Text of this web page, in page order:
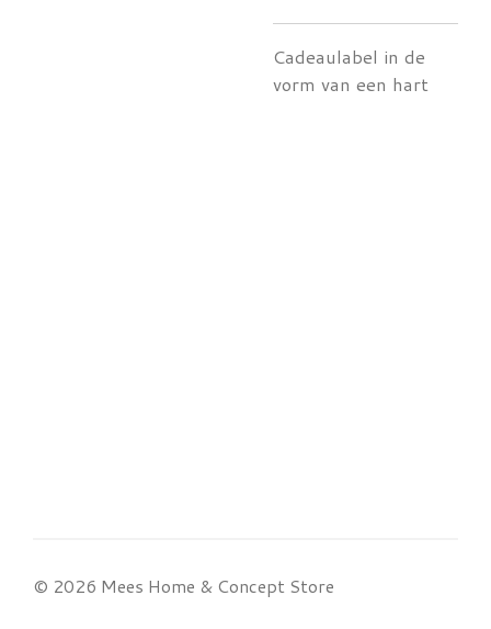
Cadeaulabel in de
vorm van een hart
© 2026 Mees Home & Concept Store